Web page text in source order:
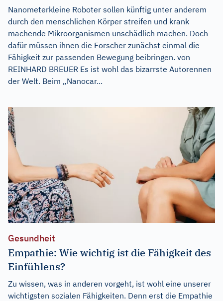
Nanometerkleine Roboter sollen künftig unter anderem
durch den menschlichen Körper streifen und krank
machende Mikroorganismen unschädlich machen. Doch
dafür müssen ihnen die Forscher zunächst einmal die
Fähigkeit zur passenden Bewegung beibringen. von
REINHARD BREUER Es ist wohl das bizarrste Autorennen
der Welt. Beim „Nanocar...
Gesundheit
Empathie: Wie wichtig ist die Fähigkeit des
Einfühlens?
Zu wissen, was in anderen vorgeht, ist wohl eine unserer
wichtigsten sozialen Fähigkeiten. Denn erst die Empathie